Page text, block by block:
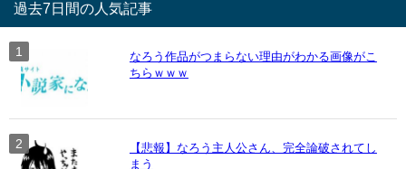
過去7日間の人気記事
なろう作品がつまらない理由がわかる画像がこ
ちらｗｗｗ
【悲報】なろう主人公さん、完全論破されてし
まう